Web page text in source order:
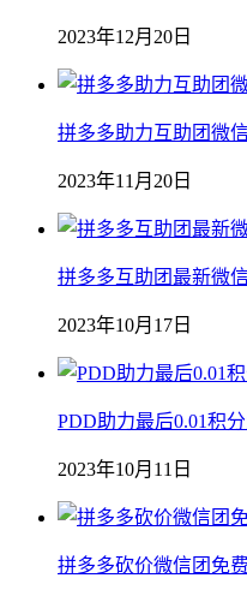
2023年12月20日
拼多多助力互助团微
2023年11月20日
拼多多互助团最新微
2023年10月17日
PDD助力最后0.01积
2023年10月11日
拼多多砍价微信团免